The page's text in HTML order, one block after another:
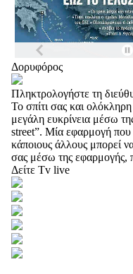
Δορυφόρος
Πληκτρολογήστε τη
Το σπίτι σας και ολόκληρη
μεγάλη ευκρίνεια μέσω
street”. Μία εφαρμογή που
κάποιους άλλους μπορεί
σας μέσω της εφαρμογής,
Δείτε Tv live